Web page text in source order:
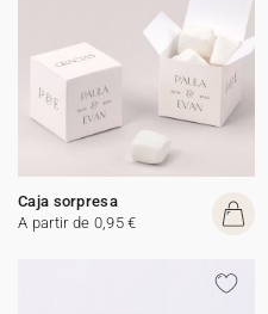
Caja sorpresa
A partir de 0,95 €